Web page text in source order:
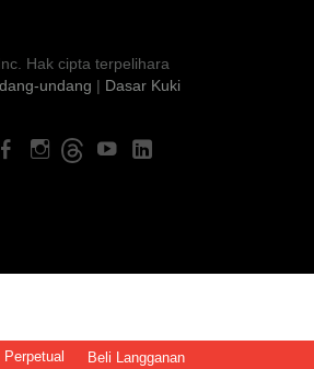
Perpetual Beli Langganan
Hak cipta terpelihara
undang | Dasar Kuki